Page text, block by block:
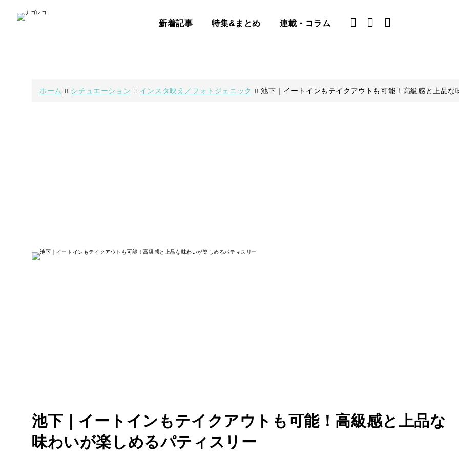
新着記事 特集&まとめ 連載・コラム
ホーム シチュエーション インスタ映え／フォトジェニック 池下｜イートインもテイクアウトも可能！高級感と上品な
池下｜イートインもテイクアウトも可能！高級感と上品な
味わいが楽しめるパティスリー